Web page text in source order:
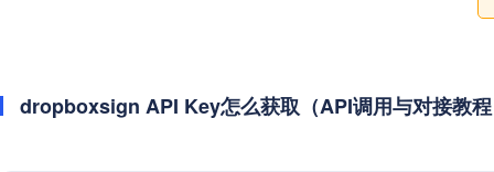
dropboxsign API Key怎么获取（API调用与对接教